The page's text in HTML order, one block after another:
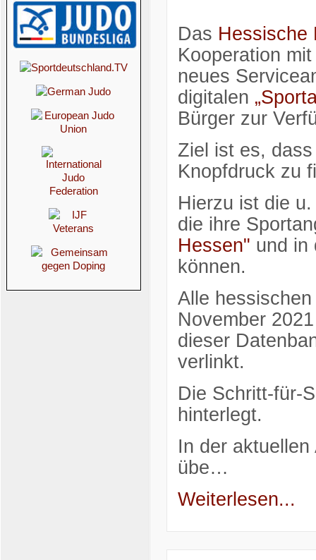
Das Hessische
Kooperation
neues
digitalen
Bürger zur
Ziel ist es,
Knopfdruck zu
Hierzu ist die
die ihre
Hessen" und in
können.
Alle
November
dieser
verlinkt.
Die Schritt-für-
hinterlegt.
In der
übe…
Weiterlesen...